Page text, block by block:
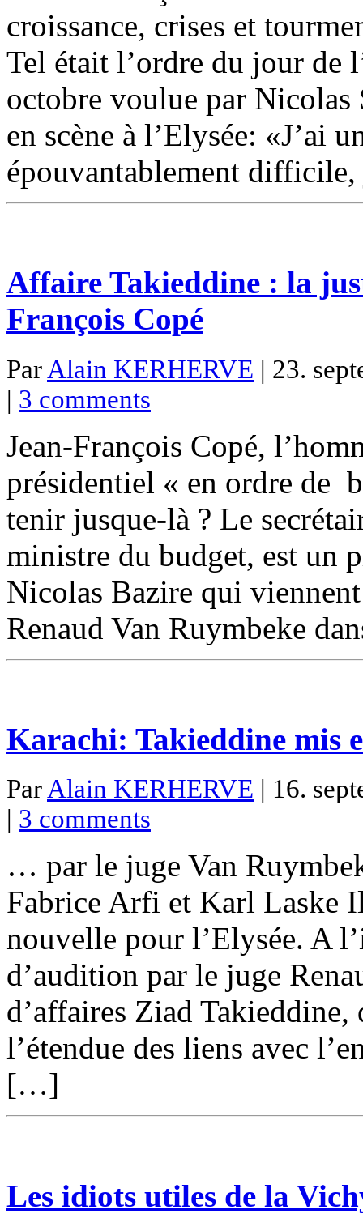
croissance, crises et
Tel était l’ordre du jour de
octobre voulue par Nicolas
en scène à l’Elysée: «J’ai
épouvantablement
Affaire Takieddine : la
François Copé
Par Alain KERHERVE | 23.
| 3 comments
Jean-François Copé,
présidentiel « en ordre de
tenir jusque-là ? Le
ministre du budget, est un
Nicolas Bazire qui
Renaud Van Ruymbeke
Karachi: Takieddine mis
ParAlain KERHERVE | 16.
| 3 comments
… par le juge Van
Fabrice Arfi et Karl Laske
nouvelle pour l’Elysée. A
d’audition par le juge
d’affaires Ziad
l’étendue des liens avec
[…]
Les idiots utiles de la